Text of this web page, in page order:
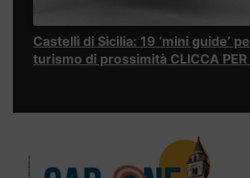
Castelli di Sicilia: 19 ‘mini guide’
turismo di prossimità CLICCA PER